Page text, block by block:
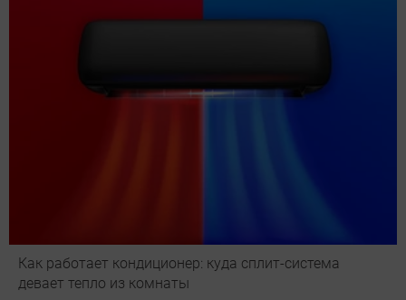
Как работает кондиционер: куда сплит-система
девает тепло из комнаты